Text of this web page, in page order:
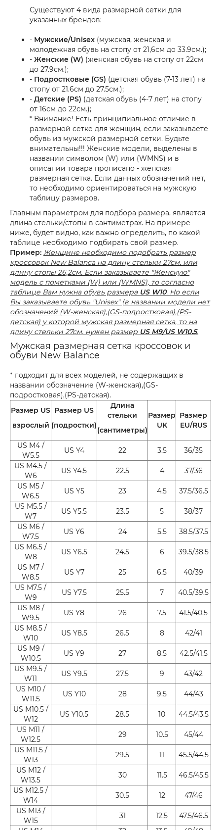
Существуют 4 вида размерной сетки для
указанных брендов:
- Мужские/Unisex (мужская, женская и
молодежная обувь на стопу от 21,6см до 33.9см.);
- Женские (W) (женская обувь на стопу от 22см
до 27.9см.);
- Подростковые (GS) (детская обувь (7-13 лет) на
стопу от 21.6см до 27.5см.);
- Детские (PS) (детская обувь (4-7 лет) на стопу
от 16см до 22см.);
* Внимание! Есть принципиальное отличие в
размерной сетке для женщин, если заказываете
обувь из мужской размерной сетки. Будьте
внимательны!!! Женские модели, выделены в
названии символом (W) или (WMNS) и в
описании товара прописано - женская
размерная сетка. Если данных обозначений нет,
то необходимо ориентироваться на мужскую
таблицу размеров.
Главным параметром для подбора размера, является
длина стельки/стопы в сантиметрах. На примере
ниже, будет видно, как важно определить, по какой
таблице необходимо подбирать свой размер.
Пример: Женщине необходимо подобрать размер
кроссовок New Balanca на длину стельки 27см. или
длину стопы 26,2см. Если заказываете "Женскую"
модель с пометками (W) или (WMNS), то согласно
таблице Вам нужна обувь размера US W10. Но если
Вы заказываете обувь "Unisex" (в названии модели нет
обозначений (W-женская),(GS-подростковая),(PS-
детская) у которой мужская размерная сетка, то на
длину стельки 27см. нужен размер US M9/US W10.5.
Мужская размерная сетка кроссовок и
обуви New Balance
* подходит для всех моделей, не содержащих в
названии обозначение (W-женская),(GS-
подростковая),(PS-детская).
Размер US
взрослый
Размер US
(подростки)
Длина
стельки
(сантиметры)
Размер
UK
Размер
EU/RUS
US M4 /
W5.5
US Y4 22 3.5
36/35
US M4.5 /
W6
US Y4.5 22.5 4
37/36
US M5 /
W6.5
US Y5 23 4.5
37.5/36.5
US M5.5 /
W7
US Y5.5 23.5 5
38/37
US M6 /
W7.5
US Y6 24 5.5
38.5/37.5
US M6.5 /
W8
US Y6.5 24.5 6
39.5/38.5
US M7 /
W8.5
US Y7 25 6.5
40/39
US M7.5 /
W9
US Y7.5 25.5 7
40.5/39.5
US M8 /
W9.5
US Y8 26 7.5
41.5/40.5
US M8.5 /
W10
US Y8.5 26.5 8
42/41
US M9 /
W10.5
US Y9 27 8.5
42.5/41.5
US M9.5 /
W11
US Y9.5 27.5 9
43/42
US M10 /
W11.5
US Y10 28 9.5
44/43
US M10.5 /
W12
US Y10.5 28.5 10
44.5/43.5
US M11 /
W12.5
29 10.5
45/44
US M11.5 /
W13
29.5 11
45.5/44.5
US M12 /
W13.5
30 11.5
46.5/45.5
US M12.5 /
W14
30.5 12
47/46
US M13 /
W15
31 12.5
47.5/46.5